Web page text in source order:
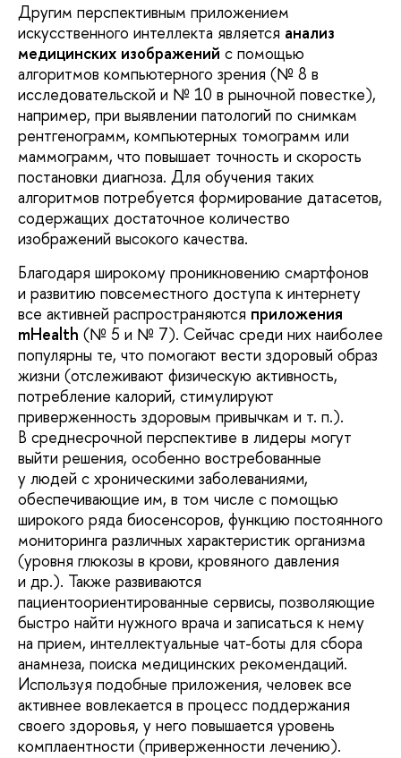
Другим перспективным приложением
искусственного интеллекта является анализ
медицинских изображений с помощью
алгоритмов компьютерного зрения (№ 8 в
исследовательской и № 10 в рыночной повестке),
например, при выявлении патологий по снимкам
рентгенограмм, компьютерных томограмм или
маммограмм, что повышает точность и скорость
постановки диагноза. Для обучения таких
алгоритмов потребуется формирование датасетов,
содержащих достаточное количество
изображений высокого качества.
Благодаря широкому проникновению смартфонов
и развитию повсеместного доступа к интернету
все активней распространяются приложения
mHealth (№ 5 и № 7). Сейчас среди них наиболее
популярны те, что помогают вести здоровый образ
жизни (отслеживают физическую активность,
потребление калорий, стимулируют
приверженность здоровым привычкам и т. п.).
В среднесрочной перспективе в лидеры могут
выйти решения, особенно востребованные
у людей с хроническими заболеваниями,
обеспечивающие им, в том числе с помощью
широкого ряда биосенсоров, функцию постоянного
мониторинга различных характеристик организма
(уровня глюкозы в крови, кровяного давления
и др.). Также развиваются
пациентоориентированные сервисы, позволяющие
быстро найти нужного врача и записаться к нему
на прием, интеллектуальные чат-боты для сбора
анамнеза, поиска медицинских рекомендаций.
Используя подобные приложения, человек все
активнее вовлекается в процесс поддержания
своего здоровья, у него повышается уровень
комплаентности (приверженности лечению).